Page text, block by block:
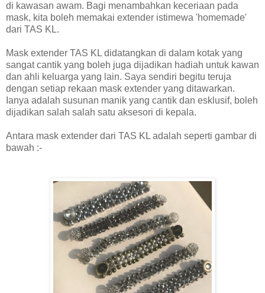
di kawasan awam. Bagi menambahkan keceriaan pada
mask, kita boleh memakai extender istimewa 'homemade'
dari TAS KL.
Mask extender TAS KL didatangkan di dalam kotak yang
sangat cantik yang boleh juga dijadikan hadiah untuk kawan
dan ahli keluarga yang lain. Saya sendiri begitu teruja
dengan setiap rekaan mask extender yang ditawarkan.
Ianya adalah susunan manik yang cantik dan esklusif, boleh
dijadikan salah salah satu aksesori di kepala.
Antara mask extender dari TAS KL adalah seperti gambar di
bawah :-